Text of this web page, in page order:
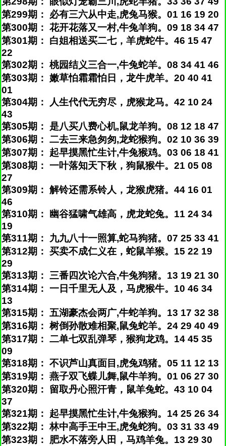
第299期： 必有三六从中走,虎兔马猴。01 16 19 20
第300期： 花开花落又一村,牛兔羊狗。09 18 34 47
第301期： 白姐相送买二七，羊虎蛇牛。46 15 47
22
第302期： 桃园结义三合一,牛兔蛇羊。08 34 41 46
第303期： 嫩草怕霜霜怕日，龙牛虎羊。20 40 41
01
第304期： 人生代代无穷尽，虎猴龙马。42 10 24
43
第305期： 是八买八费心机,鼠龙羊狗。08 12 18 47
第306期： 二去三来急匆匆,龙蛇猴狗。02 10 36 39
第307期： 起早摸黑忙生计,牛兔猴鸡。03 06 18 41
第308期： 一叶落知天下秋，狗鼠猴牛。21 05 08
27
第309期： 解铃还需系铃人，龙猴虎猪。44 16 01
46
第310期： 幽谷猛啸气雄高，虎龙蛇兔。11 24 34
19
第311期： 九九八十一照算,蛇马狗猪。07 25 33 41
第312期： 买卖不成仁义在，蛇鼠羊猴。15 22 19
29
第313期： 三番四次论六合,牛兔狗猪。13 19 21 30
第314期： 一日千里无人及，马虎猴牛。10 46 34
13
第315期： 五湖豪杰会两广,牛蛇羊狗。13 17 32 38
第316期： 树倒孙散难相聚,鼠兔蛇羊。24 29 40 49
第317期： 二单七双乱弹琴，猴狗龙鸡。14 45 35
09
第318期： 不识芦山真面目,虎兔鸡猪。05 11 12 13
第319期： 燕子双飞蝶儿舞,鼠牛羊狗。01 06 27 30
第320期： 留取丹心照汗青，鼠羊兔蛇。43 10 04
37
第321期： 起早摸黑忙生计,牛兔猴狗。14 25 26 34
第322期： 林中高手王中王,虎兔蛇狗。03 31 33 49
第323期： 肥水不落旁人田，马鸡羊兔。13 29 30